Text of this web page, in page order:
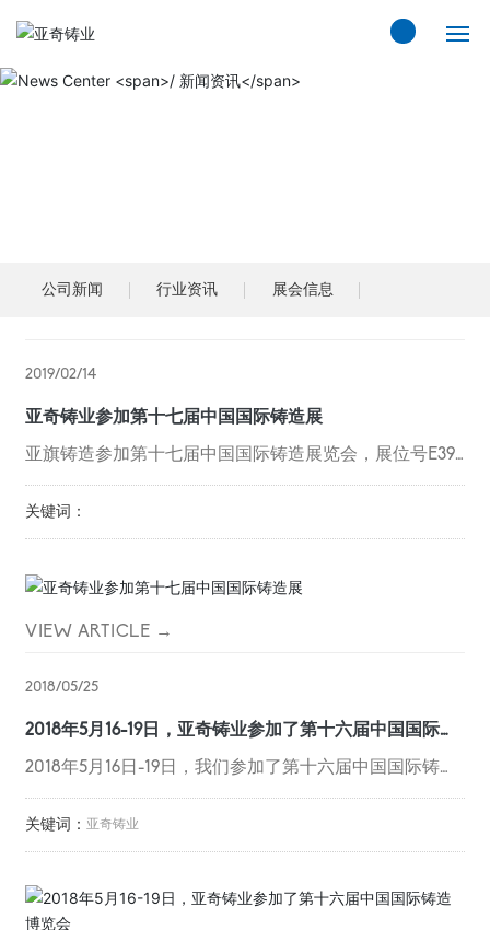
新闻动态
质量基础设施“一站式服务平台”
联系我们
公司新闻 行业资讯 展会信息
2019/02/14
亚奇铸业参加第十七届中国国际铸造展
亚旗铸造参加第十七届中国国际铸造展览会，展位号E39
6，全系列专用设备展区，欢迎各界莅临参观。
关键词：
VIEW ARTICLE →
2018/05/25
2018年5月16-19日，亚奇铸业参加了第十六届中国国际铸
造博览会
2018年5月16日-19日，我们参加了第十六届中国国际铸造
博览会。
关键词：亚奇铸业